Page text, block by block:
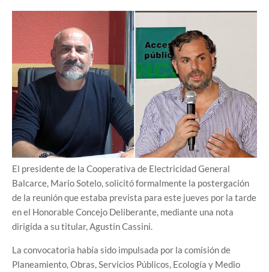
El presidente de la Cooperativa de Electricidad General
Balcarce, Mario Sotelo, solicitó formalmente la postergación
de la reunión que estaba prevista para este jueves por la tarde
en el Honorable Concejo Deliberante, mediante una nota
dirigida a su titular, Agustín Cassini.
La convocatoria había sido impulsada por la comisión de
Planeamiento, Obras, Servicios Públicos, Ecología y Medio